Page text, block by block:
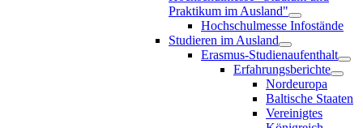
Praktikum im Ausland"
Hochschulmesse Infostände
Studieren im Ausland
Erasmus-Studienaufenthalt
Erfahrungsberichte
Nordeuropa
Baltische Staaten
Vereinigtes